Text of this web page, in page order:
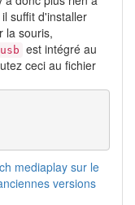
il suffit d'installer
la souris,
est intégré au
ceci au fichier
mediaplay sur le
versions